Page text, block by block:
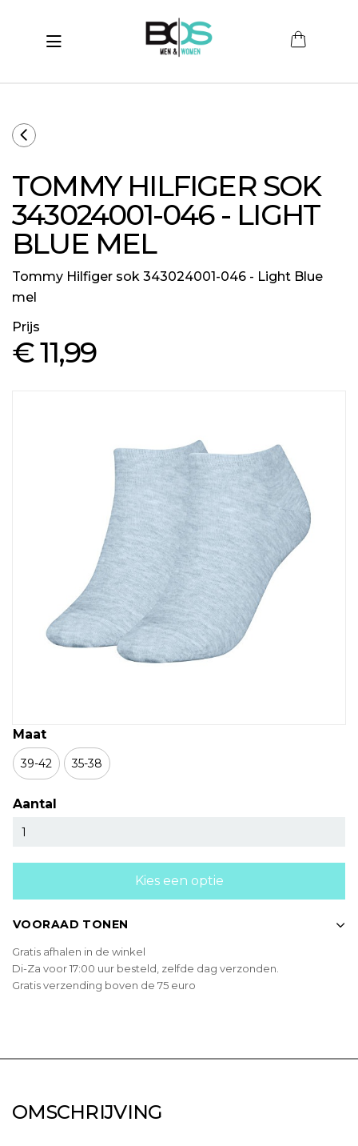
(Men)
(Sale)
Toggle navigation
TOMMY HILFIGER SOK
343024001-046 - LIGHT
BLUE MEL
Tommy Hilfiger sok 343024001-046 - Light Blue
mel
Prijs
€ 11,99
Maat
39-42 35-38
Aantal
Kies een optie
VOORAAD TONEN
Gratis afhalen in de winkel
Di-Za voor 17:00 uur besteld, zelfde dag verzonden.
Gratis verzending boven de 75 euro
OMSCHRIJVING